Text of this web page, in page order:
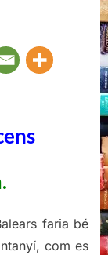
faria bé
com es